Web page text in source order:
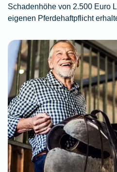
Schadenhöhe von 2.500 Euro
eigenen Pferdehaftpflicht